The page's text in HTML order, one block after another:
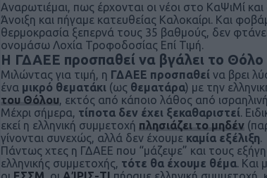
Αναρωτιέμαι, πως έρχονται οι νέοι στο ΚαΨιΜί
Άνοιξη και πήγαμε κατευθείας Καλοκαίρι. Και
θερμοκρασία ξεπερνά τους 35 βαθμούς, δεν
ονομάσω Λοχία Τροφοδοσίας Επί Τιμή.
Η ΓΔΑΕΕ προσπαθεί να βγάλει το
Μιλώντας για τιμή, η ΓΔΑΕΕ προσπαθεί να βρει
ένα μικρό θεματάκι (ως θεματάρα) με την
του Θόλου, εκτός από κάποιο λάθος από
Μέχρι σήμερα, τίποτα δεν έχει ξεκαθαριστεί.
εκεί η ελληνική συμμετοχή πλησιάζει το μηδέν
γίνονται συνεχώς, αλλά δεν έχουμε καμία εξέλιξη.
Πάντως χτες η ΓΔΑΕΕ που “μάζεψε” και τους
ελληνικής συμμετοχής, τότε θα έχουμε θέμα. Και